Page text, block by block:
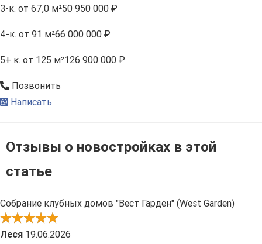
3-к. от 67,0 м²50 950 000 ₽
4-к. от 91 м²66 000 000 ₽
5+ к. от 125 м²126 900 000 ₽
Позвонить
Написать
Отзывы о новостройках в этой
статье
Собрание клубных домов "Вест Гарден" (West Garden)
Леся 19.06.2026